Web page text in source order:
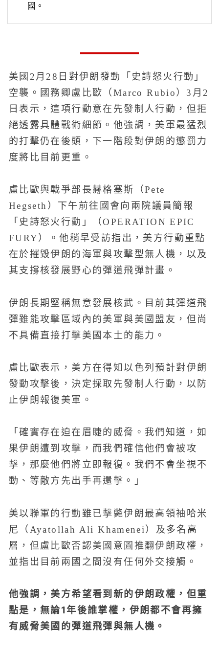
國。
美國2月28日對伊朗發動「史詩怒火行動」
空襲。國務卿盧比歐（Marco Rubio）3月2
日表示，這項行動意在先發制人行動，但拒
絕透露具體戰術細節。他強調，美軍最猛烈
的打擊仍在後頭，下一階段對伊朗的懲罰力
度將比目前更重。
盧比歐與戰爭部長赫格塞斯（Pete
Hegseth）下午前往國會向兩院議員簡報
「史詩怒火行動」（OPERATION EPIC
FURY）。他稍早受訪指出，美方行動重點
在於摧毀伊朗的海軍與攻擊型無人機，以及
其支撐核發展野心的彈道飛彈計畫。
伊朗長期堅稱無意發展核武。目前其彈道飛
彈雖能攻擊區域內的美軍與美國盟友，但尚
不具備直接打擊美國本土的能力。
盧比歐表示，美方在得知以色列預計對伊朗
發動攻擊後，決定採取先發制人行動，以防
止伊朗報復美軍。
「確實存在迫在眉睫的威脅。我們知道，如
果伊朗遭到攻擊，而我們確信他們會被攻
擊，那麼他們將立即報復。我們不會坐視不
動、等敵方先出手再還擊。」
美以聯軍的行動雖已擊斃伊朗最高領袖哈米
尼（Ayatollah Ali Khamenei）及多名高
層，但盧比歐否認美國意圖推翻伊朗政權，
並指出目前兩國之間沒有任何外交接觸。
他強調，美方希望看到新的伊朗政權，但重
點是，無論1年後誰掌權，伊朗都不會再擁
有威脅美國的彈道飛彈與無人機。